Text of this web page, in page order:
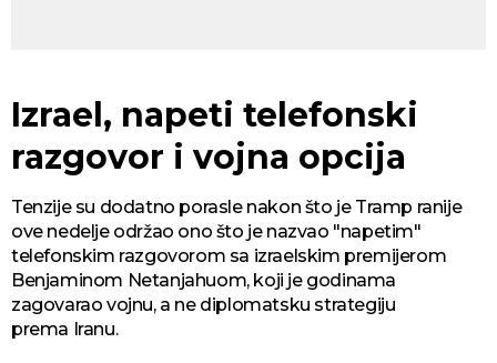
Izrael, napeti telefonski
razgovor i vojna opcija
Tenzije su dodatno porasle nakon što je Tramp ranije
ove nedelje održao ono što je nazvao "napetim"
telefonskim razgovorom sa izraelskim premijerom
Benjaminom Netanjahuom, koji je godinama
zagovarao vojnu, a ne diplomatsku strategiju
prema Iranu.